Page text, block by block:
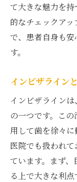
て大きな魅力を
的なチェックア
で、患者自身も
す。
インビザライン
インビザライン
の一つです。こ
用して歯を徐々
医院でも扱われ
ています。まず
る上で大きな利